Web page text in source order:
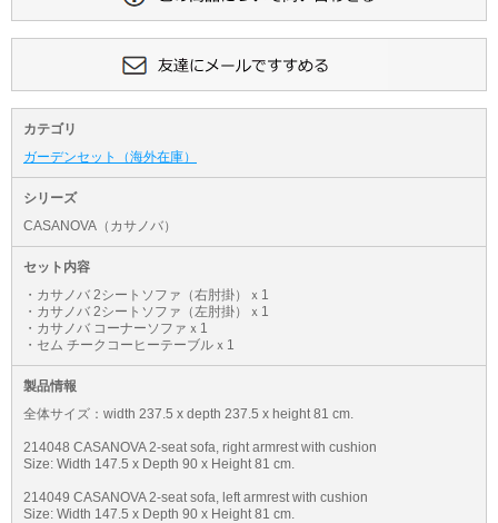
カテゴリ
ガーデンセット（海外在庫）
シリーズ
CASANOVA（カサノバ）
セット内容
・カサノバ 2シートソファ（右肘掛）ｘ1
・カサノバ 2シートソファ（左肘掛）ｘ1
・カサノバ コーナーソファｘ1
・セム チークコーヒーテーブルｘ1
製品情報
全体サイズ：width 237.5 x depth 237.5 x height 81 cm.
214048 CASANOVA 2-seat sofa, right armrest with cushion
Size: Width 147.5 x Depth 90 x Height 81 cm.
214049 CASANOVA 2-seat sofa, left armrest with cushion
Size: Width 147.5 x Depth 90 x Height 81 cm.